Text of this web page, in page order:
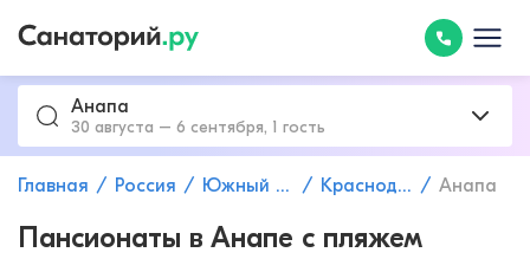
Анапа
30 августа – 6 сентября, 1 гость
Главная Россия Южный федеральный округ Краснодарский край Анапа
Пансионаты в Анапе с пляжем